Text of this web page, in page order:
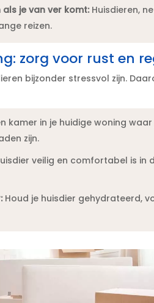
je van ver komt: Huisdieren,
reizen.​
zorg voor rust en
bijzonder stressvol zijn.​
kamer in je huidige woning
zijn.​
veilig en comfortabel is in
Houd je huisdier gehydrateerd,